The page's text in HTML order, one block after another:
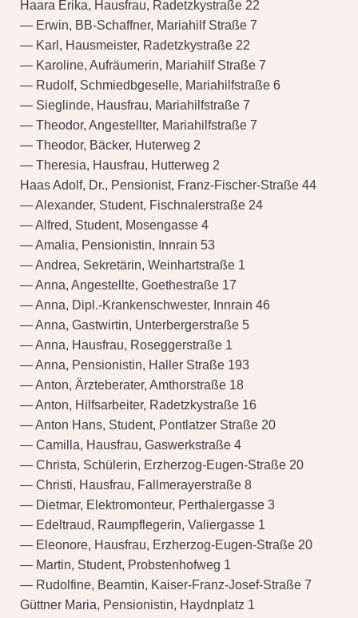
Haara Erika, Hausfrau, Radetzkystraße 22
— Erwin, BB-Schaffner, Mariahilf Straße 7
— Karl, Hausmeister, Radetzkystraße 22
— Karoline, Aufräumerin, Mariahilf Straße 7
— Rudolf, Schmiedbgeselle, Mariahilfstraße 6
— Sieglinde, Hausfrau, Mariahilfstraße 7
— Theodor, Angestellter, Mariahilfstraße 7
— Theodor, Bäcker, Huterweg 2
— Theresia, Hausfrau, Hutterweg 2
Haas Adolf, Dr., Pensionist, Franz-Fischer-Straße 44
— Alexander, Student, Fischnalerstraße 24
— Alfred, Student, Mosengasse 4
— Amalia, Pensionistin, Innrain 53
— Andrea, Sekretärin, Weinhartstraße 1
— Anna, Angestellte, Goethestraße 17
— Anna, Dipl.-Krankenschwester, Innrain 46
— Anna, Gastwirtin, Unterbergerstraße 5
— Anna, Hausfrau, Roseggerstraße 1
— Anna, Pensionistin, Haller Straße 193
— Anton, Ärzteberater, Amthorstraße 18
— Anton, Hilfsarbeiter, Radetzkystraße 16
— Anton Hans, Student, Pontlatzer Straße 20
— Camilla, Hausfrau, Gaswerkstraße 4
— Christa, Schülerin, Erzherzog-Eugen-Straße 20
— Christi, Hausfrau, Fallmerayerstraße 8
— Dietmar, Elektromonteur, Perthalergasse 3
— Edeltraud, Raumpflegerin, Valiergasse 1
— Eleonore, Hausfrau, Erzherzog-Eugen-Straße 20
— Martin, Student, Probstenhofweg 1
— Rudolfine, Beamtin, Kaiser-Franz-Josef-Straße 7
Güttner Maria, Pensionistin, Haydnplatz 1